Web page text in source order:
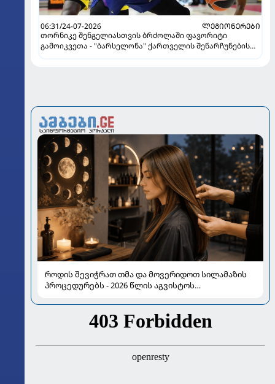
06:31/24-07-2026
ᲚᲔᲒᲘᲝᲜᲔᲠᲔᲑᲘ
თორნიკე შენგელიასთვის ბრძოლაში ფავორიტი
გამოიკვეთა - "ბარსელონა" ქართველის შენარჩუნების
როდის შევიჭრათ თმა და მოვერიდოთ სილამაზის
პროცედურებს - 2026 წლის აგვისტოს